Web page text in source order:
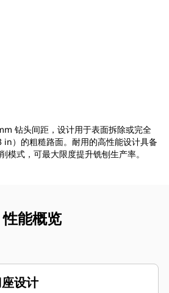
钻头间距，设计用于表面拆除或完全
）的粗糙路面。耐用的高性能设计具备
模式，可最大限度提升铣刨生产率。
性能概览
设计